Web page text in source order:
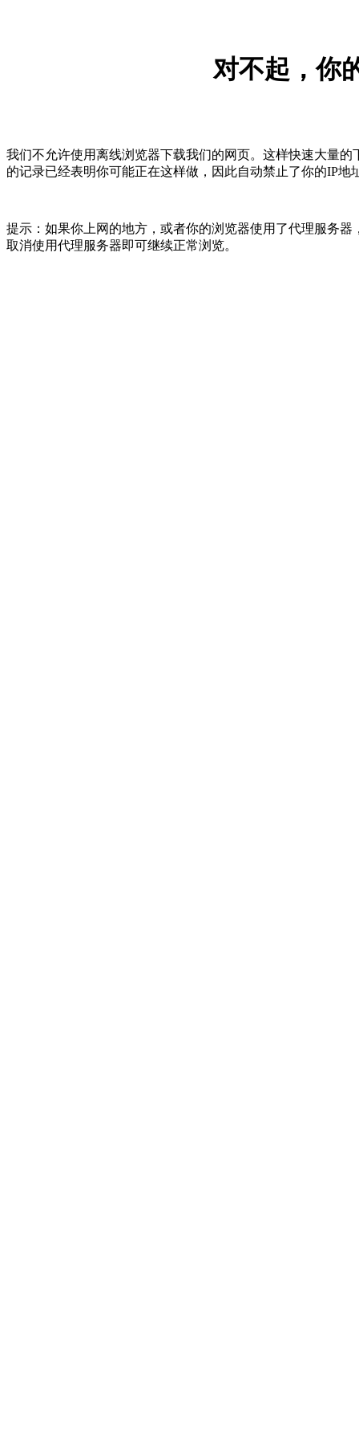
对不起，你
我们不允许使用离线浏览器下载我们的网页。这样快速大量
的记录已经表明你可能正在这样做，因此自动禁止了你的IP
提示：如果你上网的地方，或者你的浏览器使用了代理服务
取消使用代理服务器即可继续正常浏览。